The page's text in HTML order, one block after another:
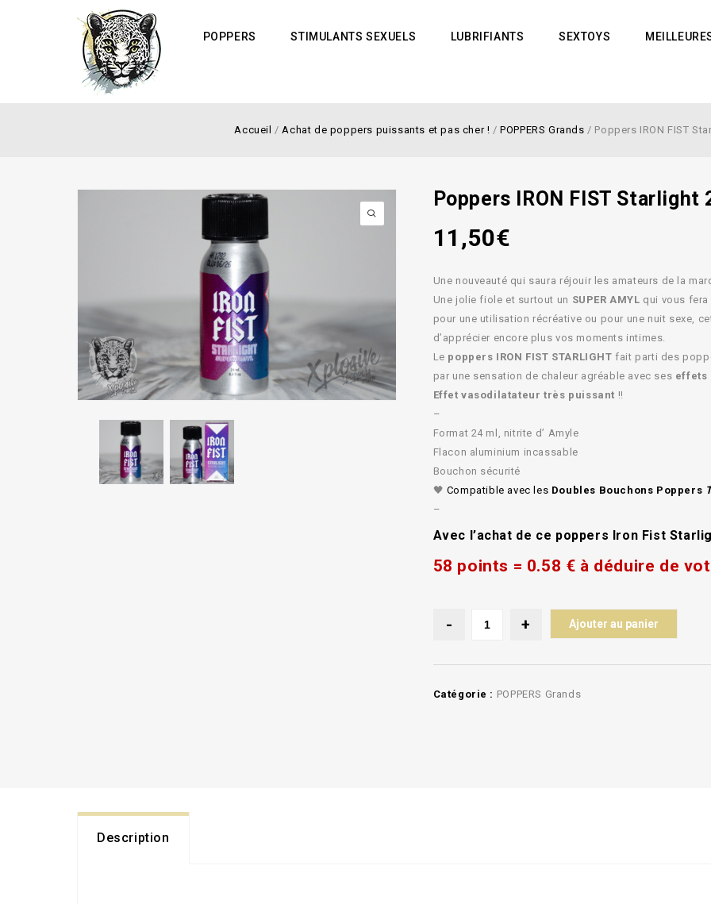
POPPERS STIMULANTS SEXUELS LUBRIFIANTS SEXTOYS
Accueil /Achat de poppers puissants et pas cher ! /POPPERS Grands / Poppers IRON FIST
Poppers IRON FIST Starlight
11,50€
Une nouveauté qui saura réjouir les amateurs de la
Une jolie fiole et surtout un SUPER AMYL qui vous
pour une utilisation récréative ou pour une nuit sexe,
d’apprécier encore plus vos moments intimes.
Le poppers IRON FIST STARLIGHT fait parti des
par une sensation de chaleur agréable avec ses effets
Effet vasodilatateur très puissant !!
–
Format 24 ml, nitrite d’ Amyle
Flacon aluminium incassable
Bouchon sécurité
🖤 Compatible avec les Doubles Bouchons Poppers
–
Avec l’achat de ce poppers Iron Fist
58 points = 0.58 € à déduire de
Ajouter au panier
Catégorie : POPPERS Grands
Description